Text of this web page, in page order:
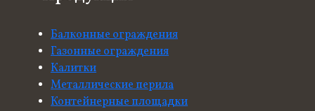
Балконные ограждения
Газонные ограждения
Калитки
Металлические перила
Контейнерные площадки